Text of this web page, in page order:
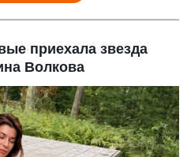
приехала звезда
Волкова